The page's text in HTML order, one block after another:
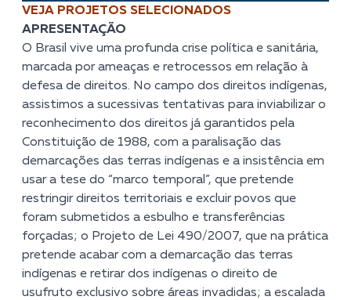
VEJA PROJETOS SELECIONADOS
APRESENTAÇÃO
O Brasil vive uma profunda crise política e sanitária,
marcada por ameaças e retrocessos em relação à
defesa de direitos. No campo dos direitos indígenas,
assistimos a sucessivas tentativas para inviabilizar o
reconhecimento dos direitos já garantidos pela
Constituição de 1988, com a paralisação das
demarcações das terras indígenas e a insistência em
usar a tese do “marco temporal”, que pretende
restringir direitos territoriais e excluir povos que
foram submetidos a esbulho e transferências
forçadas; o Projeto de Lei 490/2007, que na prática
pretende acabar com a demarcação das terras
indígenas e retirar dos indígenas o direito de
usufruto exclusivo sobre áreas invadidas; a escalada